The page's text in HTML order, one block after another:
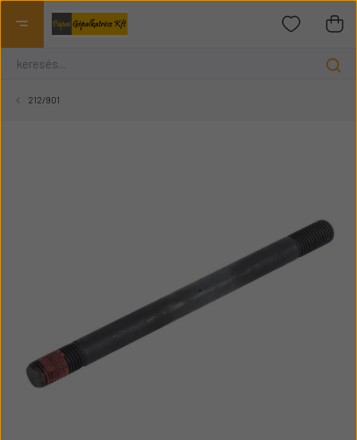
212/901